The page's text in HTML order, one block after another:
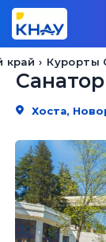
Курорты
край
Хоста,